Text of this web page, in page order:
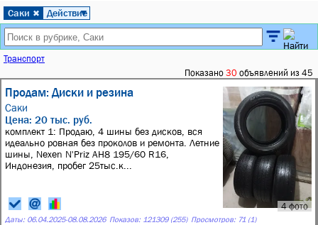
Саки ✖ Действие
▼
Транспорт
Показано 30 объявлений из 45
Продам: Диски и резина
Саки
4 фото
Цена: 20 тыс. руб.
комплект 1: Продаю, 4 шины без дисков, вся
идеально ровная без проколов и ремонта. Летние
шины, Nexen N'Priz AH8 195/60 R16,
Индонезия, пробег 25тыс.к...
Даты: 06.04.2025-08.08.2026 Показов: 121309 (255) Просмотров: 71 (1)